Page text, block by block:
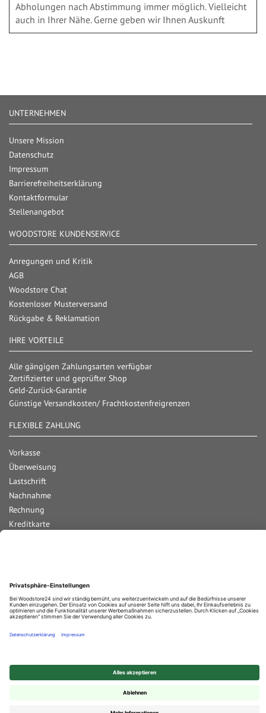
Abholungen nach Abstimmung immer möglich. Vielleicht
auch in Ihrer Nähe. Gerne geben wir Ihnen Auskunft
UNTERNEHMEN
Unsere Mission
Datenschutz
Impressum
Barrierefreiheitserklärung
Kontaktformular
Stellenangebot
WOODSTORE KUNDENSERVICE
Anregungen und Kritik
AGB
Woodstore Chat
Kostenloser Musterversand
Rückgabe & Reklamation
IHRE VORTEILE
Alle gängigen Zahlungsarten verfügbar
Zertifizierter und geprüfter Shop
Geld-Zurück-Garantie
Günstige Versandkosten/ Frachtkostenfreigrenzen
FLEXIBLE ZAHLUNG
Vorkasse
Überweisung
Lastschrift
Nachnahme
Rechnung
Kreditkarte